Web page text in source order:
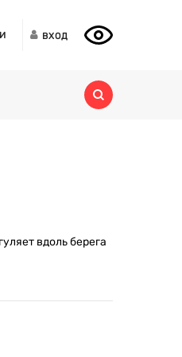
ВХОД
вдоль берега